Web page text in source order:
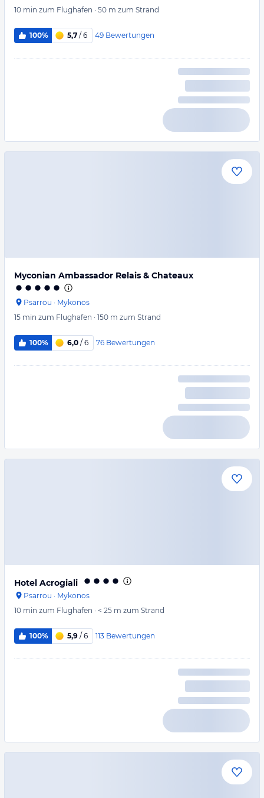
10 min zum Flughafen · 50 m zum Strand
100% 5,7 / 6 49 Bewertungen
Myconian Ambassador Relais & Chateaux
Psarrou · Mykonos
15 min zum Flughafen · 150 m zum Strand
100% 6,0 / 6 76 Bewertungen
Hotel Acrogiali
Psarrou · Mykonos
10 min zum Flughafen · < 25 m zum Strand
100% 5,9 / 6 113 Bewertungen